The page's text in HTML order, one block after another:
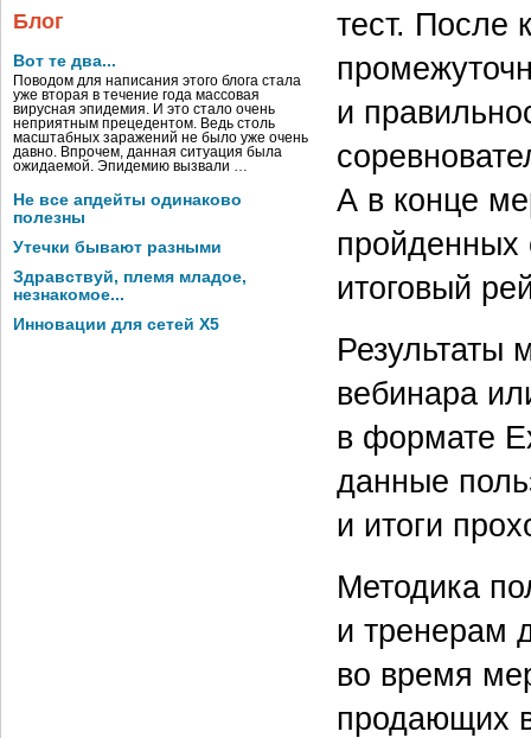
Блог
Вот те два...
Поводом для написания этого блога стала
уже вторая в течение года массовая
вирусная эпидемия. И это стало очень
неприятным прецедентом. Ведь столь
масштабных заражений не было уже очень
давно. Впрочем, данная ситуация была
ожидаемой. Эпидемию вызвали …
Не все апдейты одинаково
полезны
Утечки бывают разными
Здравствуй, племя младое,
незнакомое...
Инновации для сетей X5
тест. После
и
А в конце
пройденных
итоговый
Результаты
вебинара
в формате
данные
и итоги
Методика
и тренерам
во время
продающих